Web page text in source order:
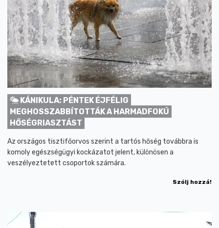
KÁNIKULA: PÉNTEK ÉJFÉLIG
MEGHOSSZABBÍTOTTÁK A HARMADFOKÚ
HŐSÉGRIASZTÁST
Az országos tisztifőorvos szerint a tartós hőség továbbra is
komoly egészségügyi kockázatot jelent, különösen a
veszélyeztetett csoportok számára.
Szólj hozzá!